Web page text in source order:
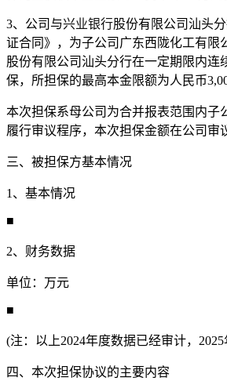
3、公司与兴业银行股份有限公司汕头
证合同》，为子公司广东西陇化工有限
股份有限公司汕头分行在一定期限内连
保，所担保的最高本金限额为人民币
本次担保系母公司为合并报表范围内子
履行审议程序，本次担保金额在公司审
三、被担保方基本情况
1、基本情况
■
2、财务数据
单位：万元
■
(注：以上2024年度数据已经审计，
四、本次担保协议的主要内容